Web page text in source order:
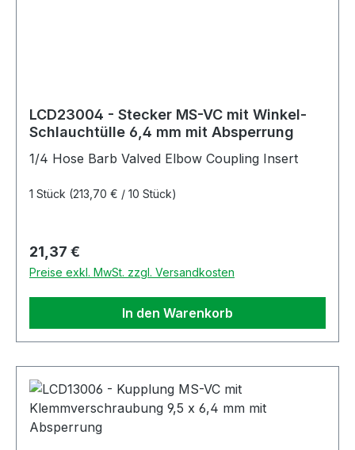
LCD23004 - Stecker MS-VC mit Winkel-
Schlauchtülle 6,4 mm mit Absperrung
1/4 Hose Barb Valved Elbow Coupling Insert
1 Stück (213,70 € / 10 Stück)
Regulärer Preis:
21,37 €
Preise exkl. MwSt. zzgl. Versandkosten
In den Warenkorb